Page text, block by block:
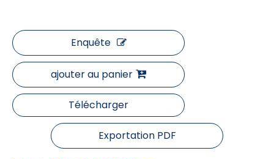
Enquête
ajouter au panier
Télécharger
Exportation PDF